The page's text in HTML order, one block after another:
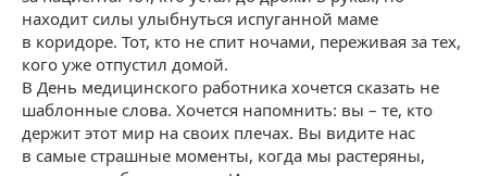
находит силы улыбнуться испуганной маме
в коридоре. Тот, кто не спит ночами, переживая за тех,
кого уже отпустил домой.
В День медицинского работника хочется сказать не
шаблонные слова. Хочется напомнить: вы – те, кто
держит этот мир на своих плечах. Вы видите нас
в самые страшные моменты, когда мы растеряны,